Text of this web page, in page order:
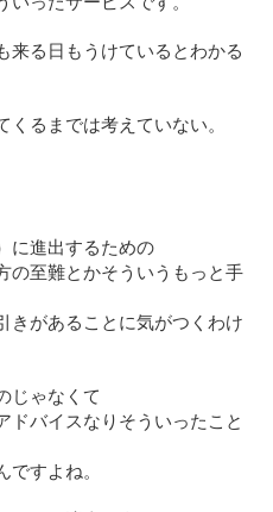
来る日もうけているとわかる
くるまでは考えていない。
に進出するための
の至難とかそういうもっと手
きがあることに気がつくわけ
じゃなくて
ドバイスなりそういったこと
ですよね。